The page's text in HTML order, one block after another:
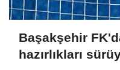
Başakşehir
hazırlıkları